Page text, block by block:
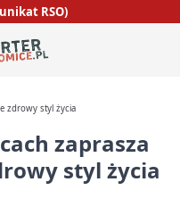
RSO)
zdrowy styl życia
zaprasza
styl życia